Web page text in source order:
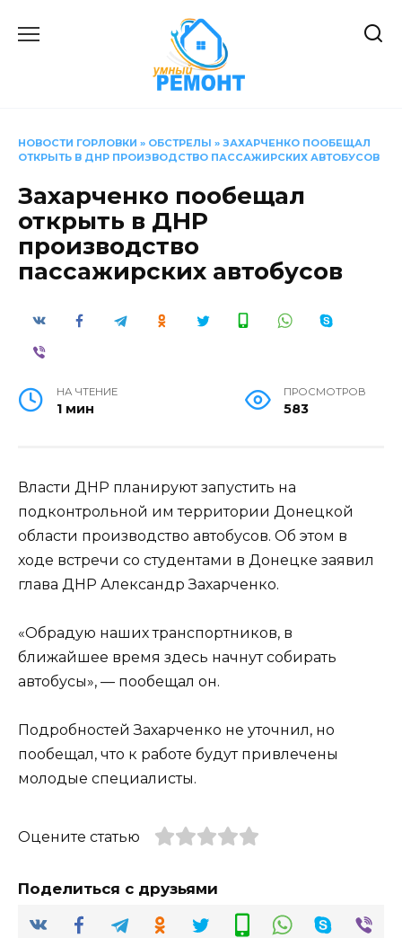
НОВОСТИ ГОРЛОВКИ » ОБСТРЕЛЫ » ЗАХАРЧЕНКО ПООБЕЩАЛ
ОТКРЫТЬ В ДНР ПРОИЗВОДСТВО ПАССАЖИРСКИХ АВТОБУСОВ
Захарченко пообещал
открыть в ДНР
производство
пассажирских автобусов
НА ЧТЕНИЕ
1 мин
ПРОСМОТРОВ
583
Власти ДНР планируют запустить на
подконтрольной им территории Донецкой
области производство автобусов. Об этом в
ходе встречи со студентами в Донецке заявил
глава ДНР Александр Захарченко.
«Обрадую наших транспортников, в
ближайшее время здесь начнут собирать
автобусы», — пообещал он.
Подробностей Захарченко не уточнил, но
пообещал, что к работе будут привлечены
молодые специалисты.
Оцените статью
Поделиться с друзьями